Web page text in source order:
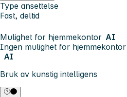
Type ansettelse
Fast, deltid
Mulighet for hjemmekontor AI
Ingen mulighet for hjemmekontor
AI
Bruk av kunstig intelligens